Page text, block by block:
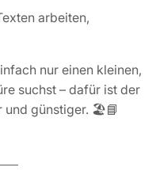
arbeiten,
nur einen kleinen,
suchst – dafür ist der
und günstiger. 🏖️📘